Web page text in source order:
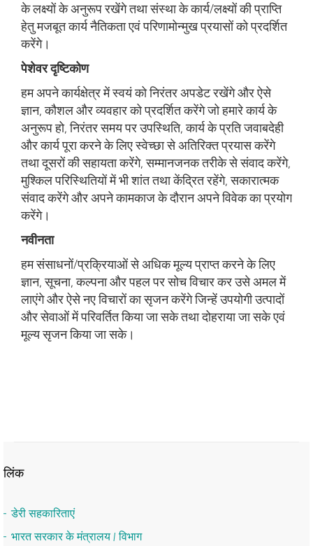
के लक्ष्यों के अनुरूप रखेंगे तथा संस्था के कार्य/लक्ष्यों की प्राप्ति
हेतु मजबूत कार्य नैतिकता एवं परिणामोन्मुख प्रयासों को प्रदर्शित
करेंगे।
पेशेवर दृष्टिकोण
हम अपने कार्यक्षेत्र में स्वयं को निरंतर अपडेट रखेंगे और ऐसे
ज्ञान, कौशल और व्यवहार को प्रदर्शित करेंगे जो हमारे कार्य के
अनुरूप हो, निरंतर समय पर उपस्थिति, कार्य के प्रति जवाबदेही
और कार्य पूरा करने के लिए स्वेच्छा से अतिरिक्त प्रयास करेंगे
तथा दूसरों की सहायता करेंगे, सम्मानजनक तरीके से संवाद करेंगे,
मुश्किल परिस्थितियों में भी शांत तथा केंद्रित रहेंगे, सकारात्मक
संवाद करेंगे और अपने कामकाज के दौरान अपने विवेक का प्रयोग
करेंगे।
नवीनता
हम संसाधनों/प्रक्रियाओं से अधिक मूल्य प्राप्त करने के लिए
ज्ञान, सूचना, कल्पना और पहल पर सोच विचार कर उसे अमल में
लाएंगे और ऐसे नए विचारों का सृजन करेंगे जिन्हें उपयोगी उत्पादों
और सेवाओं में परिवर्तित किया जा सके तथा दोहराया जा सके एवं
मूल्य सृजन किया जा सके।
लिंक
डेरी सहकारिताएं
भारत सरकार के मंत्रालय / विभाग